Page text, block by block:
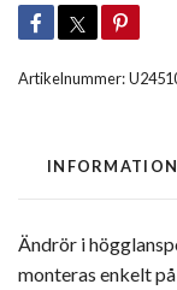
Artikelnummer:
INFORMATION
Ändrör i
monteras enkelt